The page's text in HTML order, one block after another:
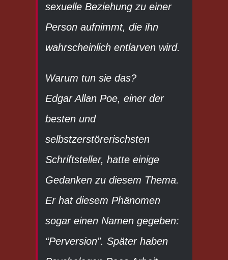
sexuelle Beziehung zu einer
Person aufnimmt, die ihn
wahrscheinlich entlarven wird.
Warum tun sie das?
Edgar Allan Poe, einer der
besten und
selbstzerstörerischsten
Schriftsteller, hatte einige
Gedanken zu diesem Thema.
Er hat diesem Phänomen
sogar einen Namen gegeben:
“Perversion”. Später haben